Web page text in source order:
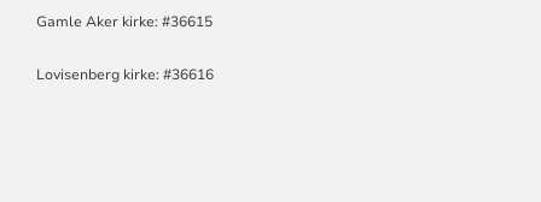
Gamle Aker kirke: #36615
Lovisenberg kirke: #36616